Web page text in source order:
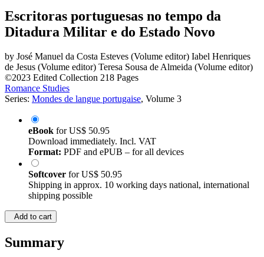
Escritoras portuguesas no tempo da
Ditadura Militar e do Estado Novo
by José Manuel da Costa Esteves (Volume editor) Iabel Henriques
de Jesus (Volume editor) Teresa Sousa de Almeida (Volume editor)
©2023 Edited Collection 218 Pages
Romance Studies
Series: Mondes de langue portugaise, Volume 3
eBook forUS$ 50.95
Download immediately. Incl. VAT
Format: PDF and ePUB – for all devices
Softcover forUS$ 50.95
Shipping in approx. 10 working days national, international
shipping possible
Add to cart
Summary